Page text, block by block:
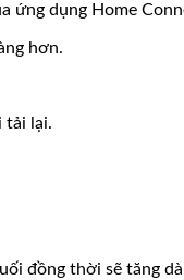
ứng dụng Home
hơn.
tải lại.
đồng thời sẽ tăng